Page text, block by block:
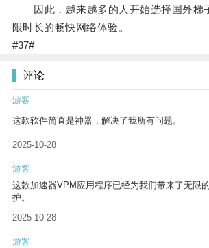
因此，越来越多的人开始选择国外梯
限时长的畅快网络体验。
#37#
评论
游客
这款软件简直是神器，解决了我所有问题。
2025-10-28
游客
这款加速器VPM应用程序已经为我们带来了无限
护。
2025-10-28
游客